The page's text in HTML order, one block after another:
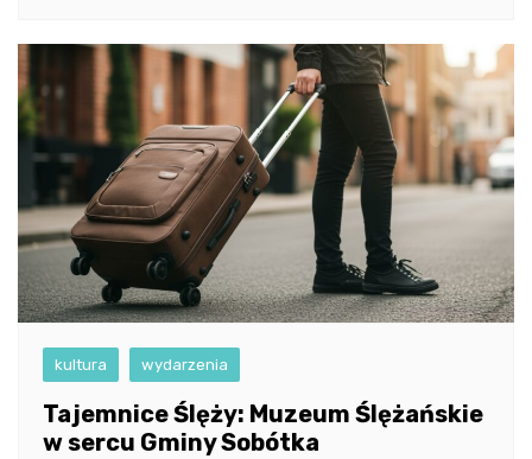
kultura wydarzenia
Tajemnice Ślęży: Muzeum Ślężańskie
w sercu Gminy Sobótka